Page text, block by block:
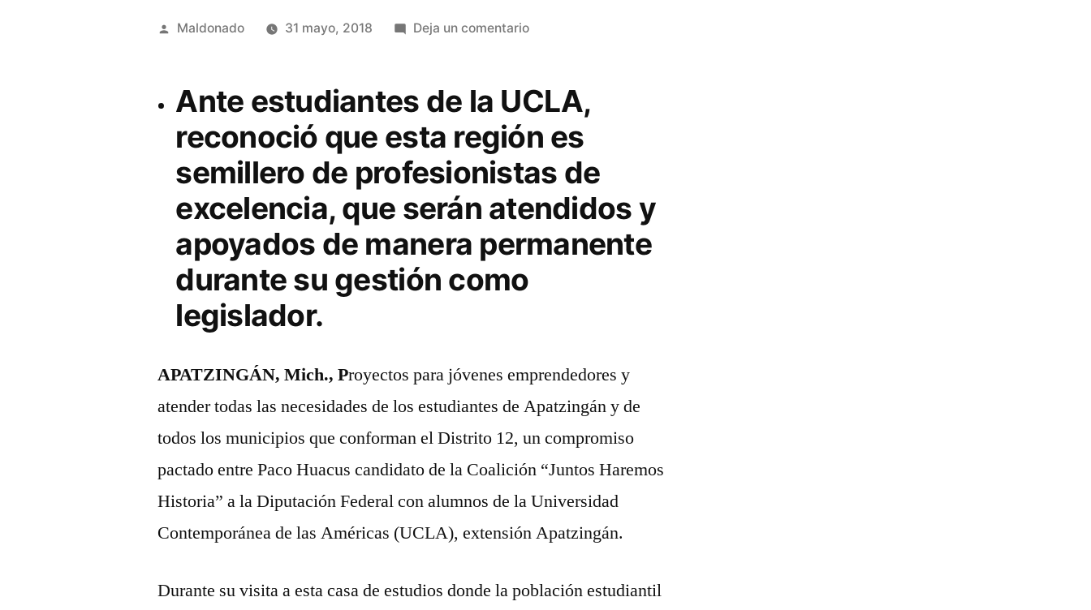
Publicado
Maldonado 31 mayo, 2018 Deja un comentarioen
CONGRESO
FEDERAL,
SE
APOYARÁN
PROYECTOS
DE
EMPRENDEDORES:
PACO
Ante estudiantes de la UCLA,
reconoció que esta región es
semillero de profesionistas de
excelencia, que serán atendidos y
apoyados de manera permanente
durante su gestión como
legislador.
APATZINGÁN, Mich., Proyectos para jóvenes emprendedores y
atender todas las necesidades de los estudiantes de Apatzingán y de
todos los municipios que conforman el Distrito 12, un compromiso
pactado entre Paco Huacus candidato de la Coalición “Juntos Haremos
Historia” a la Diputación Federal con alumnos de la Universidad
Contemporánea de las Américas (UCLA), extensión Apatzingán.
Durante su visita a esta casa de estudios donde la población estudiantil